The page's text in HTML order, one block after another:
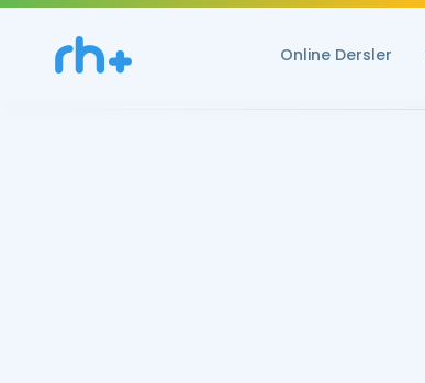
Online Dersler